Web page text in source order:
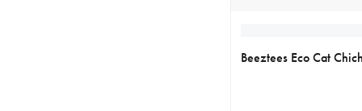
Beeztees Eco Cat